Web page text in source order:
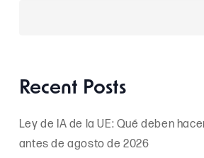
Recent Posts
Ley de IA de la UE: Qué deben
antes de agosto de 2026